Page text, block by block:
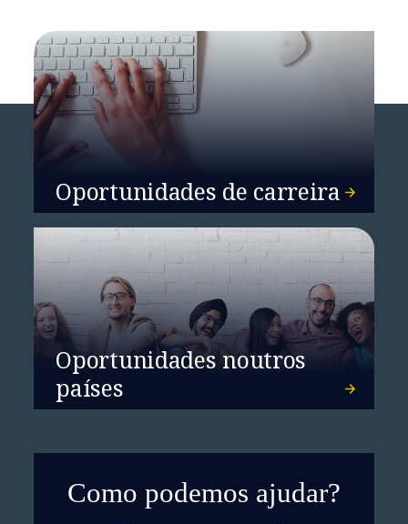
Oportunidades de carreira
Oportunidades noutros
países
Como podemos ajudar?